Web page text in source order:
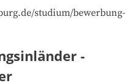
studium/bewerbung-
-